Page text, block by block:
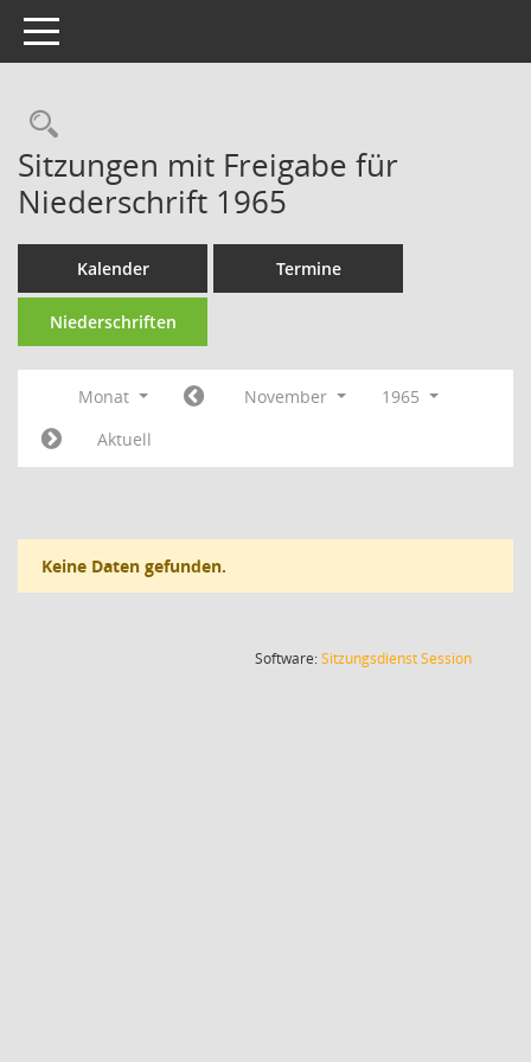
Toggle navigation
Rechercheauswahl
Sitzungen mit Freigabe für
Niederschrift 1965
Kalender Termine
Niederschriften
Monat November
1965
Aktuell
Keine Daten gefunden.
Software:SitzungsdienstSession(Wird in